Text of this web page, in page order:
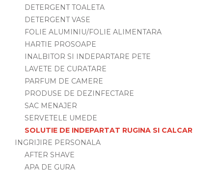
DETERGENT TOALETA
DETERGENT VASE
FOLIE ALUMINIU/FOLIE ALIMENTARA
HARTIE PROSOAPE
INALBITOR SI INDEPARTARE PETE
LAVETE DE CURATARE
PARFUM DE CAMERE
PRODUSE DE DEZINFECTARE
SAC MENAJER
SERVETELE UMEDE
SOLUTIE DE INDEPARTAT RUGINA SI CALCAR
INGRIJIRE PERSONALA
AFTER SHAVE
APA DE GURA